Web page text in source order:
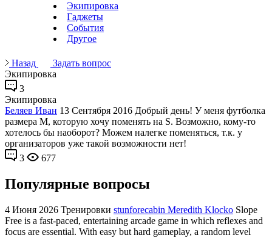
Экипировка
Гаджеты
События
Другое
Назад
Задать вопрос
Экипировка
3
Экипировка
Беляев Иван 13 Сентября 2016 Добрый день! У меня футболка
размера М, которую хочу поменять на S. Возможно, кому-то
хотелось бы наоборот? Можем налегке поменяться, т.к. у
организаторов уже такой возможности нет!
3
677
Популярные вопросы
4 Июня 2026 Тренировки stunforecabin Meredith Klocko Slope
Free is a fast-paced, entertaining arcade game in which reflexes and
focus are essential. With easy but hard gameplay, a random level